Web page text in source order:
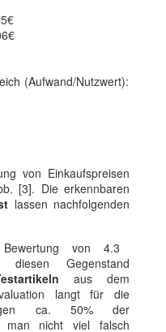
(Aufwand/Nutzwert):
von Einkaufspreisen
[3]. Die erkennbaren
lassen nachfolgenden
Bewertung von 4.3
diesen Gegenstand
aus dem
langt für die
ca. 50% der
man nicht viel falsch